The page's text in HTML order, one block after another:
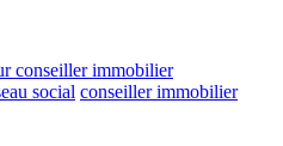
conseiller immobilier
social conseiller immobilier